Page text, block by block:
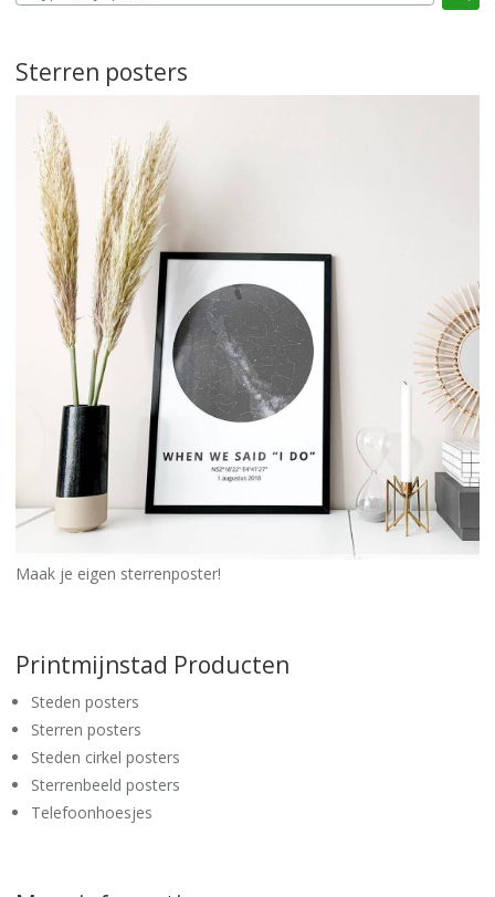
Sterren posters
Maak je eigen sterrenposter!
Printmijnstad Producten
Steden posters
Sterren posters
Steden cirkel posters
Sterrenbeeld posters
Telefoonhoesjes